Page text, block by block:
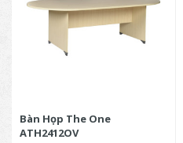
Bàn Họp The One
ATH2412OV